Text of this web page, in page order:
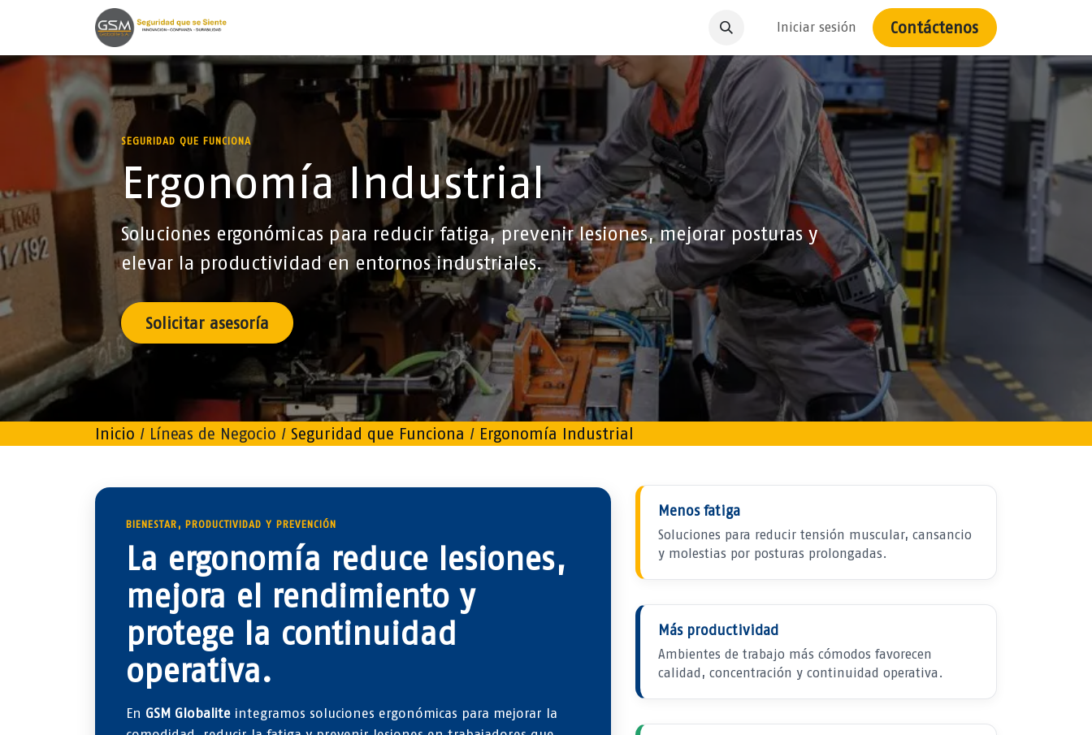
Ir al contenido
Iniciar sesión Contáctenos
SEGURIDAD QUE FUNCIONA
Ergonomía Industrial
Soluciones ergonómicas para reducir fatiga, prevenir lesiones, mejorar posturas y
elevar la productividad en entornos industriales.
Solicitar asesoría
Inicio / Líneas de Negocio / Seguridad que Funciona / Ergonomía Industrial
BIENESTAR, PRODUCTIVIDAD Y PREVENCIÓN
La ergonomía reduce lesiones,
mejora el rendimiento y
protege la continuidad
operativa.
En GSM Globalite integramos soluciones ergonómicas para mejorar la
Menos fatiga
Soluciones para reducir tensión muscular, cansancio
y molestias por posturas prolongadas.
Más productividad
Ambientes de trabajo más cómodos favorecen
calidad, concentración y continuidad operativa.